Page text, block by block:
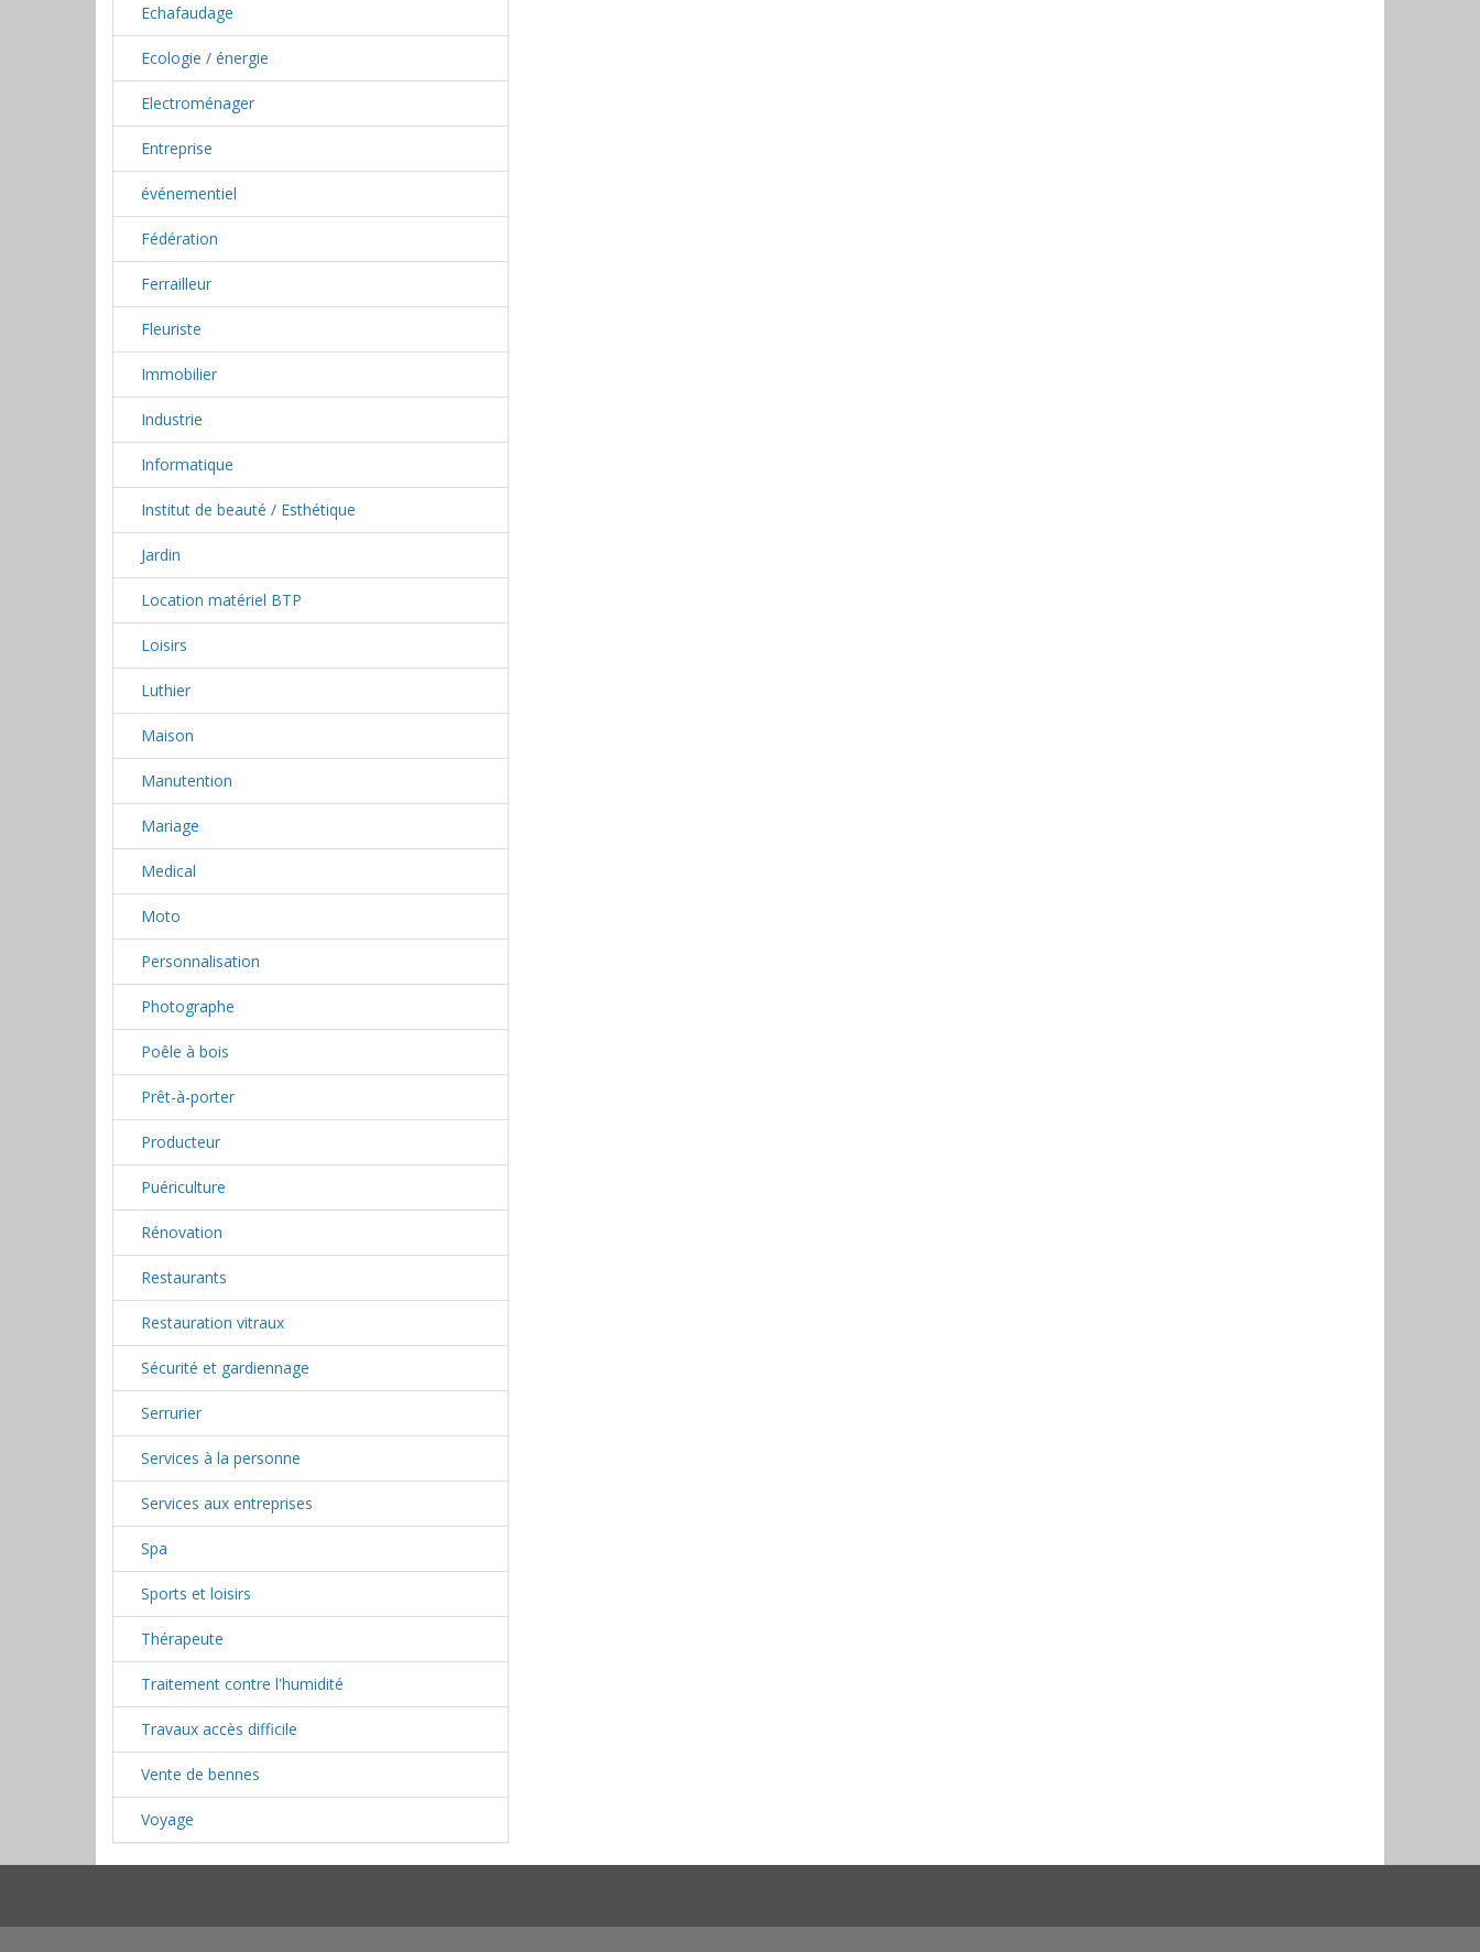
Echafaudage
Ecologie / énergie
Electroménager
Entreprise
événementiel
Fédération
Ferrailleur
Fleuriste
Immobilier
Industrie
Informatique
Institut de beauté / Esthétique
Jardin
Location matériel BTP
Loisirs
Luthier
Maison
Manutention
Mariage
Medical
Moto
Personnalisation
Photographe
Poêle à bois
Prêt-à-porter
Producteur
Puériculture
Rénovation
Restaurants
Restauration vitraux
Sécurité et gardiennage
Serrurier
Services à la personne
Services aux entreprises
Spa
Sports et loisirs
Thérapeute
Traitement contre l'humidité
Travaux accès difficile
Vente de bennes
Voyage